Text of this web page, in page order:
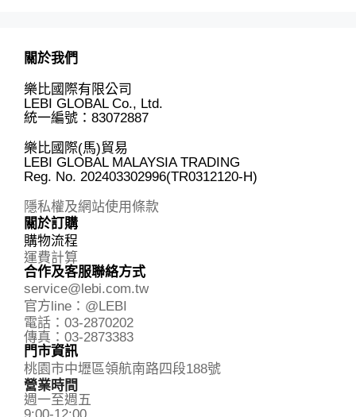
關於我們
樂比國際有限公司
LEBI GLOBAL Co., Ltd.
統一編號：83072887
樂比國際(馬)貿易
LEBI GLOBAL MALAYSIA TRADING
Reg. No. 202403302996(TR0312120-H)
隱私權及網站使用條款
關於訂購
購物流程
運費計算
合作及客服聯絡方式
service@lebi.com.tw
官方line：@LEBI
電話：03-2870202
傳真：03-2873383
門市資訊
桃園市中壢區領航南路四段188號
營業時間
週一至週五